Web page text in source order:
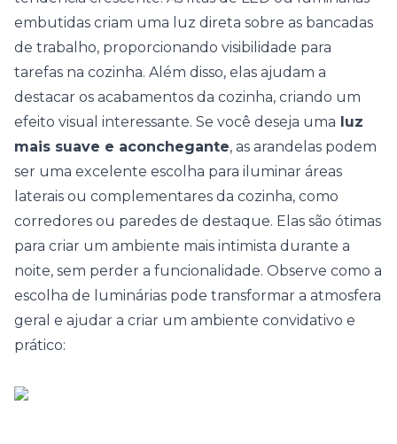
embutidas criam uma luz direta sobre as bancadas
de trabalho, proporcionando visibilidade para
tarefas na cozinha. Além disso, elas ajudam a
destacar os acabamentos da cozinha, criando um
efeito visual interessante. Se você deseja uma luz
mais suave e aconchegante, as arandelas podem
ser uma excelente escolha para iluminar áreas
laterais ou complementares da cozinha, como
corredores ou paredes de destaque. Elas são ótimas
para criar um ambiente mais intimista durante a
noite, sem perder a funcionalidade. Observe como a
escolha de luminárias pode transformar a atmosfera
geral e ajudar a criar um ambiente convidativo e
prático: